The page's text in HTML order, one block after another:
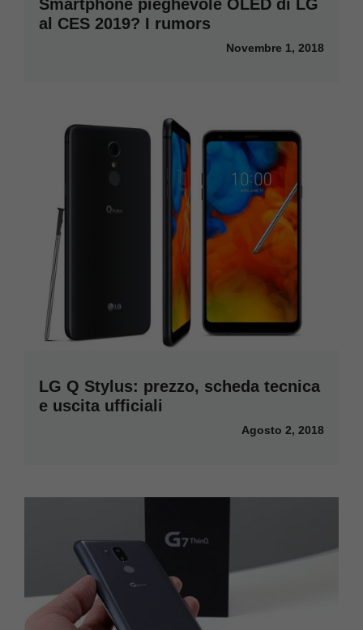
Smartphone pieghevole OLED di LG
al CES 2019? I rumors
Novembre 1, 2018
LG Q Stylus: prezzo, scheda tecnica
e uscita ufficiali
Agosto 2, 2018